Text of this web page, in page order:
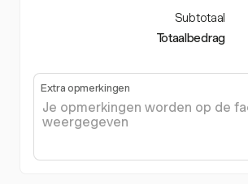
Subtotaal
Totaalbedrag
Extra opmerkingen